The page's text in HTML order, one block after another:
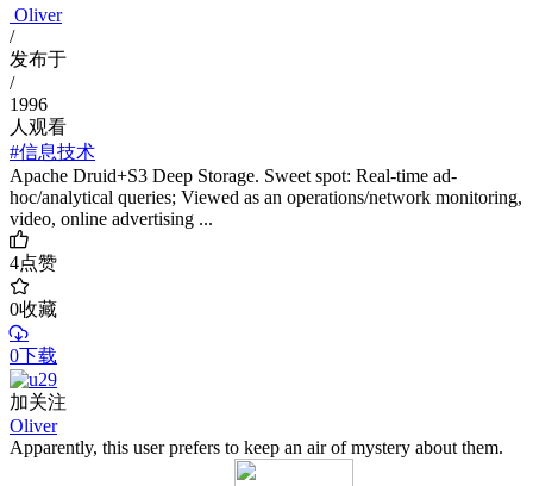
Oliver
/
发布于
/
1996
人观看
#信息技术
Apache Druid+S3 Deep Storage. Sweet spot: Real-time ad-
hoc/analytical queries; Viewed as an operations/network monitoring,
video, online advertising ...
4点赞
0收藏
0下载
加关注
Oliver
Apparently, this user prefers to keep an air of mystery about them.